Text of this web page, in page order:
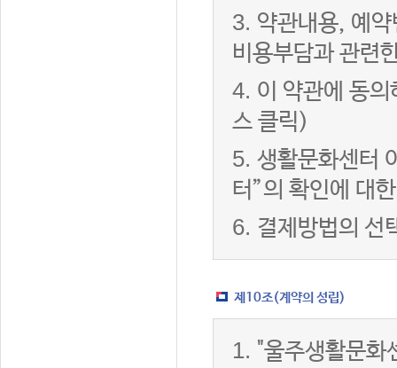
3. 약관내용, 예
비용부담과 관련
4. 이 약관에 동
스 클릭)
5. 생활문화센터
터”의 확인에 대
6. 결제방법의 선
제10조(계약의 성립)
1. "울주생활문화